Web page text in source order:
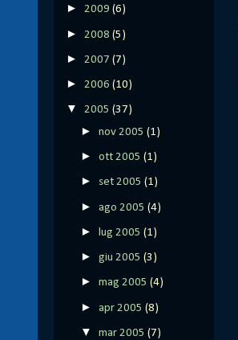
► 2009 (6)
► 2008 (5)
► 2007 (7)
► 2006 (10)
▼ 2005 (37)
► nov 2005 (1)
► ott 2005 (1)
► set 2005 (1)
► ago 2005 (4)
► lug 2005 (1)
► giu 2005 (3)
► mag 2005 (4)
► apr 2005 (8)
▼ mar 2005 (7)